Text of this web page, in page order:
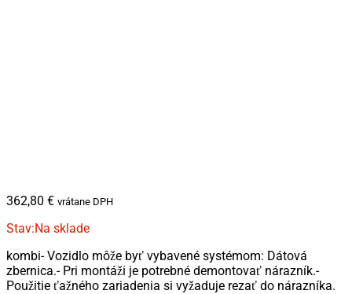
362,80 € vrátane DPH
Stav:Na sklade
kombi- Vozidlo môže byť vybavené systémom: Dátová
zbernica.- Pri montáži je potrebné demontovať nárazník.-
Použitie ťažného zariadenia si vyžaduje rezať do nárazníka.